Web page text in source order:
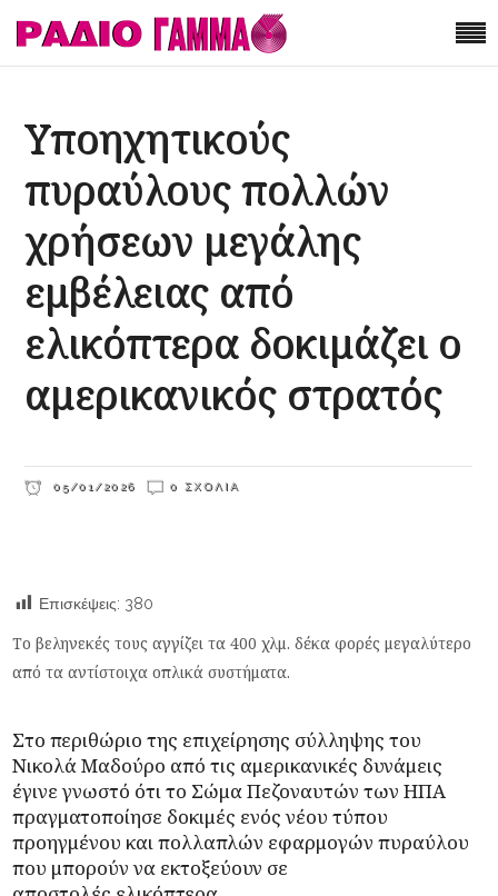
Υποηχητικούς
πυραύλους πολλών
χρήσεων μεγάλης
εμβέλειας από
ελικόπτερα δοκιμάζει ο
αμερικανικός στρατός
05/01/2026 0 ΣΧΌΛΙΑ
Επισκέψεις: 380
Το βεληνεκές τους αγγίζει τα 400 χλμ. δέκα φορές μεγαλύτερο
από τα αντίστοιχα οπλικά συστήματα.
Στο περιθώριο της επιχείρησης σύλληψης του
Νικολά Μαδούρο από τις αμερικανικές δυνάμεις
έγινε γνωστό ότι το Σώμα Πεζοναυτών των ΗΠΑ
πραγματοποίησε δοκιμές ενός νέου τύπου
προηγμένου και πολλαπλών εφαρμογών πυραύλου
που μπορούν να εκτοξεύουν σε